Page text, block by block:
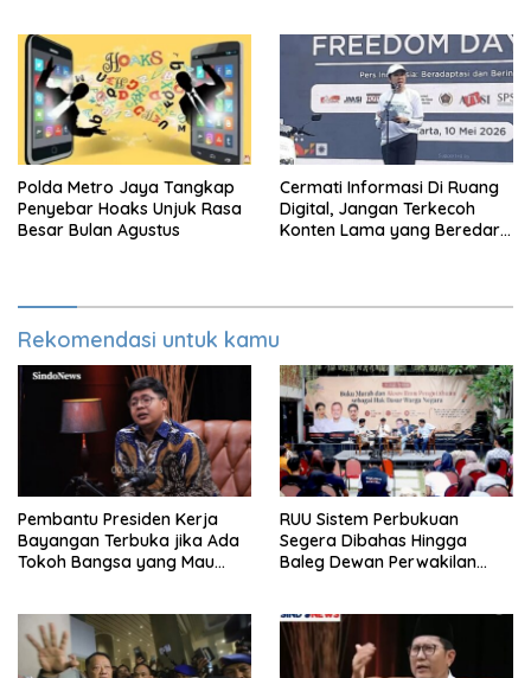
Polda Metro Jaya Tangkap
Penyebar Hoaks Unjuk Rasa
Besar Bulan Agustus
Cermati Informasi Di Ruang
Digital, Jangan Terkecoh
Konten Lama yang Beredar
Rekomendasi untuk kamu
Pembantu Presiden Kerja
Bayangan Terbuka jika Ada
Tokoh Bangsa yang Mau
RUU Sistem Perbukuan
Segera Dibahas Hingga
Baleg Dewan Perwakilan